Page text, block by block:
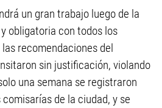
un gran trabajo luego de la
obligatoria con todos los
recomendaciones del
sin justificación, violando
una semana se registraron
de la ciudad, y se